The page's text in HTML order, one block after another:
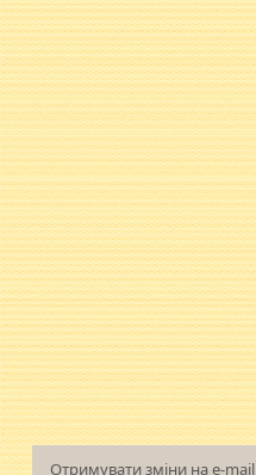
Отримувати зміни на e-mail